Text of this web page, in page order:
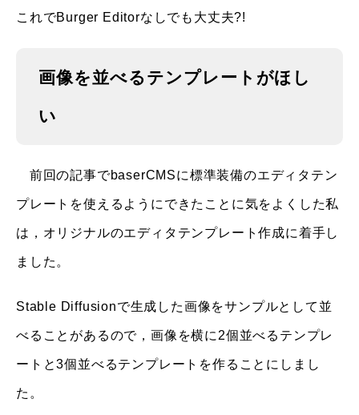
これでBurger Editorなしでも大丈夫?!
画像を並べるテンプレートがほし
い
前回の記事でbaserCMSに標準装備のエディタテン
プレートを使えるようにできたことに気をよくした私
は，オリジナルのエディタテンプレート作成に着手し
ました。
Stable Diffusionで生成した画像をサンプルとして並
べることがあるので，画像を横に2個並べるテンプレ
ートと3個並べるテンプレートを作ることにしまし
た。